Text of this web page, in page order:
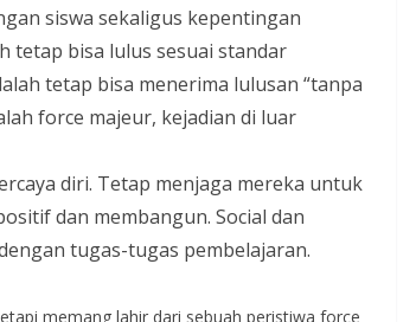
siswa sekaligus kepentingan
tetap bisa lulus sesuai standar
tetap bisa menerima lulusan “tanpa
force majeur, kejadian di luar
diri. Tetap menjaga mereka untuk
dan membangun. Social dan
tugas-tugas pembelajaran.
memang lahir dari sebuah peristiwa force